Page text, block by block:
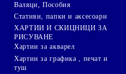
Валяци, Пособия
Стативи, папки и аксесоари
ХАРТИИ И СКИЦНИЦИ ЗА
РИСУВАНЕ
Хартии за акварел
Хартии за графика , печат и
туш